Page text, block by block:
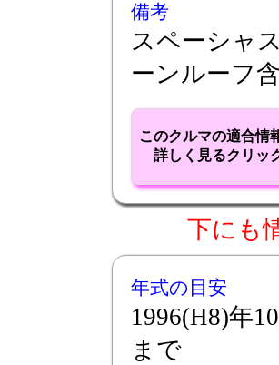
備考
スペーシャ
ーンルーフ含
このクルマの適合情
詳しく見るクリッ
下にも
年式の目安
1996(H8)年
まで